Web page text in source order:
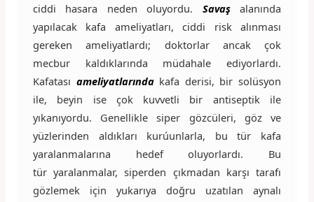
ciddi hasara neden oluyordu. Savaşalanında
yapılacak kafa ameliyatları, ciddi risk alınması
gereken ameliyatlardı; doktorlar ancak çok
mecbur kaldıklarında müdahale ediyorlardı.
Kafatası ameliyatlarında kafa derisi, bir solüsyon
ile, beyin ise çok kuvvetli bir antiseptik ile
yıkanıyordu. Genellikle siper gözcüleri, göz ve
yüzlerinden aldıkları kurúunlarla, bu tür kafa
yaralanmalarına hedef oluyorlardı. Bu
tür yaralanmalar, siperden çıkmadan karşı tarafı
gözlemek için yukarıya doğru uzatılan aynalı